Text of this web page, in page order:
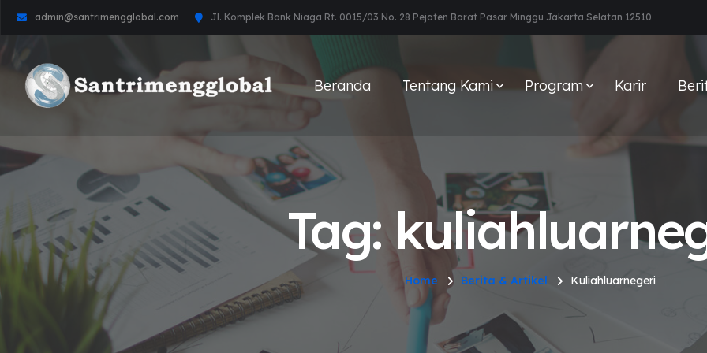
admin@santrimengglobal.com Jl. Komplek Bank Niaga Rt. 0015/03 No. 28 Pejaten Barat Pasar Minggu Jakarta Selatan 12510
Beranda Tentang Kami Program Karir
Tag:
Home Berita & Artikel Kuliahluarnegeri